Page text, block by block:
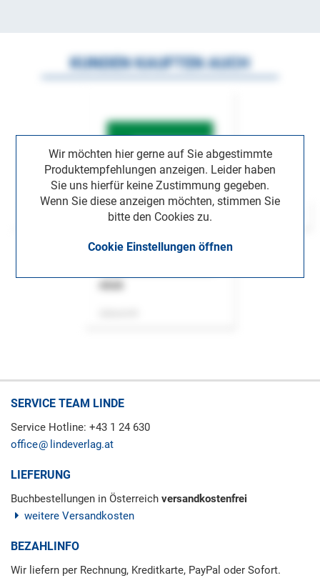
Wir möchten hier gerne auf Sie abgestimmte
Produktempfehlungen anzeigen. Leider haben
Sie uns hierfür keine Zustimmung gegeben.
Wenn Sie diese anzeigen möchten, stimmen Sie
bitte den Cookies zu.
Cookie Einstellungen öffnen
KUNDEN KAUFTEN AUCH
SERVICE TEAM LINDE
Service Hotline: +43 1 24 630
office
lindeverlag.at
LIEFERUNG
Buchbestellungen in Österreich versandkostenfrei
weitere Versandkosten
BEZAHLINFO
Wir liefern per Rechnung, Kreditkarte, PayPal oder Sofort.